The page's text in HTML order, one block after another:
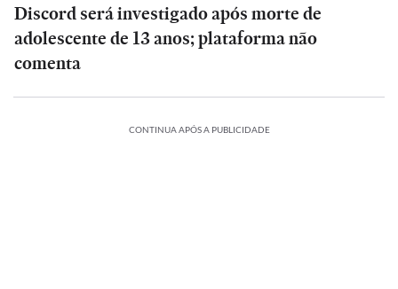
Discord será investigado após morte de
adolescente de 13 anos; plataforma não
comenta
CONTINUA APÓS A PUBLICIDADE